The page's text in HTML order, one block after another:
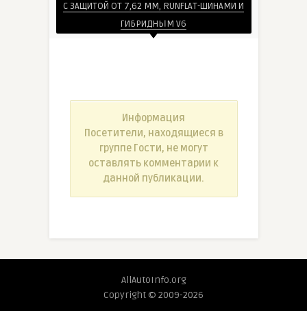
С ЗАЩИТОЙ ОТ 7,62 ММ, RUNFLAT-ШИНАМИ И
ГИБРИДНЫМ V6
Информация
Посетители, находящиеся в
группе Гости, не могут
оставлять комментарии к
данной публикации.
AllAutoInfo.org
Copyright © 2009-2026